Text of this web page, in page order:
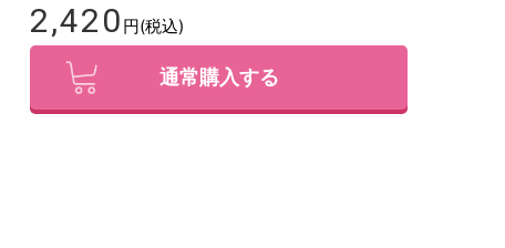
2,420 円(税込)
通常購入する